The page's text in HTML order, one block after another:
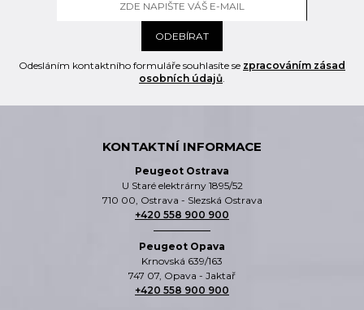
ODEBÍRAT
Odesláním kontaktního formuláře souhlasíte se zpracováním zásad
osobních údajů.
KONTAKTNÍ INFORMACE
Peugeot Ostrava
U Staré elektrárny 1895/52
710 00, Ostrava - Slezská Ostrava
+420 558 900 900
Peugeot Opava
Krnovská 639/163
747 07, Opava - Jaktař
+420 558 900 900